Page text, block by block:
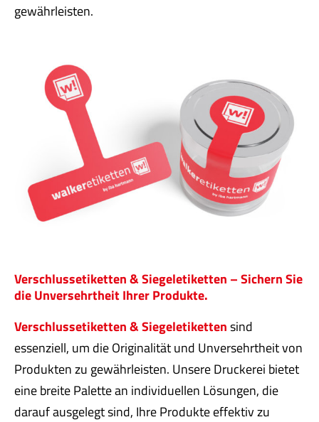
gewährleisten.
Verschlussetiketten & Siegeletiketten – Sichern Sie
die Unversehrtheit Ihrer Produkte.
Verschlussetiketten & Siegeletikettensind
essenziell, um die Originalität und Unversehrtheit von
Produkten zu gewährleisten. Unsere Druckerei bietet
eine breite Palette an individuellen Lösungen, die
darauf ausgelegt sind, Ihre Produkte effektiv zu